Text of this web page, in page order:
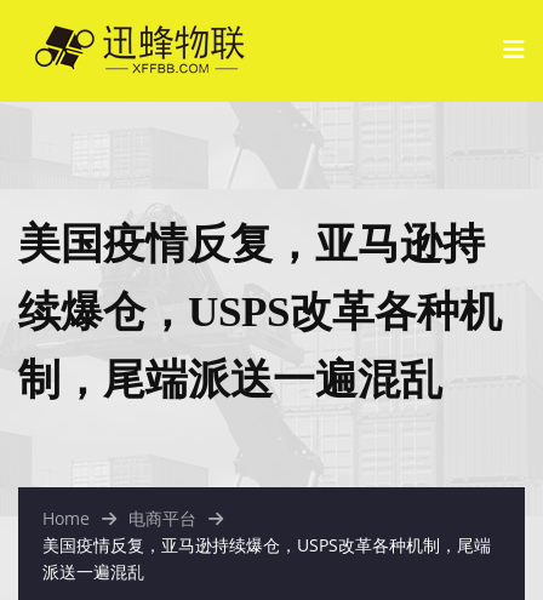
美国疫情反复，亚马逊持
续爆仓，USPS改革各种机
制，尾端派送一遍混乱
Home
电商平台
美国疫情反复，亚马逊持续爆仓，USPS改革各种机制，尾端
派送一遍混乱